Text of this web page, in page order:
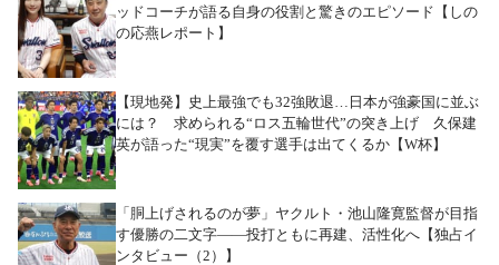
ッドコーチが語る自身の役割と驚きのエピソード【しの
の応燕レポート】
【現地発】史上最強でも32強敗退…日本が強豪国に並ぶ
には？ 求められる“ロス五輪世代”の突き上げ 久保建
英が語った“現実”を覆す選手は出てくるか【W杯】
「胴上げされるのが夢」ヤクルト・池山隆寛監督が目指
す優勝の二文字――投打ともに再建、活性化へ【独占イ
ンタビュー（2）】